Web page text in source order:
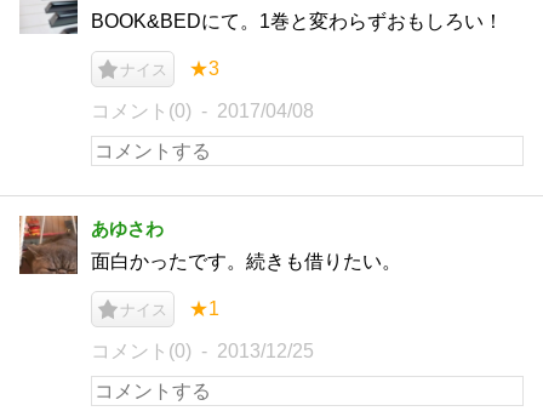
BOOK&BEDにて。1巻と変わらずおもしろい！
ナイス ★3
コメント(0) 2017/04/08
あゆさわ
面白かったです。続きも借りたい。
ナイス ★1
コメント(0) 2013/12/25